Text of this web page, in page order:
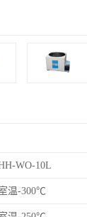
WO-10L
温-300℃